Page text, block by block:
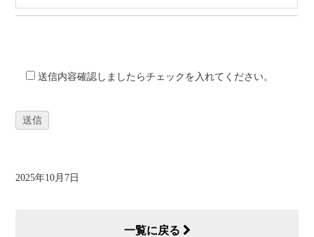
送信内容確認しましたらチェックを入れてください。
2025年10月7日
一覧に戻る